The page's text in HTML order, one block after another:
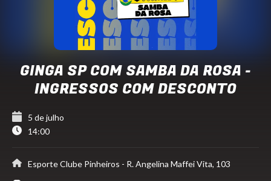
GINGA SP COM SAMBA DA ROSA -
INGRESSOS COM DESCONTO
5 de julho
14:00
Esporte Clube Pinheiros - R. Angelina Maffei Vita, 103